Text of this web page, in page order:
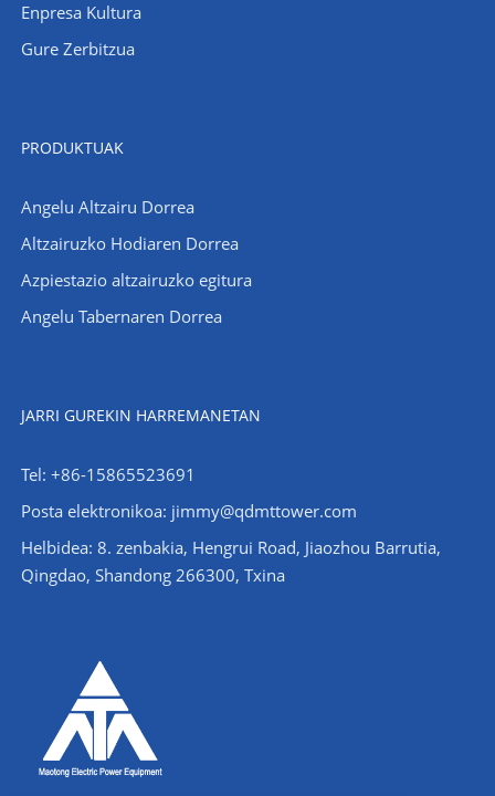
Enpresa Kultura
Gure Zerbitzua
PRODUKTUAK
Angelu Altzairu Dorrea
Altzairuzko Hodiaren Dorrea
Azpiestazio altzairuzko egitura
Angelu Tabernaren Dorrea
JARRI GUREKIN HARREMANETAN
Tel: +86-15865523691
Posta elektronikoa: jimmy@qdmttower.com
Helbidea: 8. zenbakia, Hengrui Road, Jiaozhou Barrutia,
Qingdao, Shandong 266300, Txina